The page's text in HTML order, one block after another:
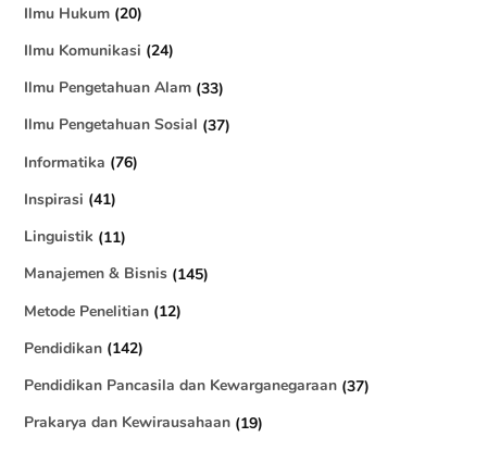
Ilmu Hukum (20)
Ilmu Komunikasi (24)
Ilmu Pengetahuan Alam (33)
Ilmu Pengetahuan Sosial (37)
Informatika (76)
Inspirasi (41)
Linguistik (11)
Manajemen & Bisnis (145)
Metode Penelitian (12)
Pendidikan (142)
Pendidikan Pancasila dan Kewarganegaraan (37)
Prakarya dan Kewirausahaan (19)